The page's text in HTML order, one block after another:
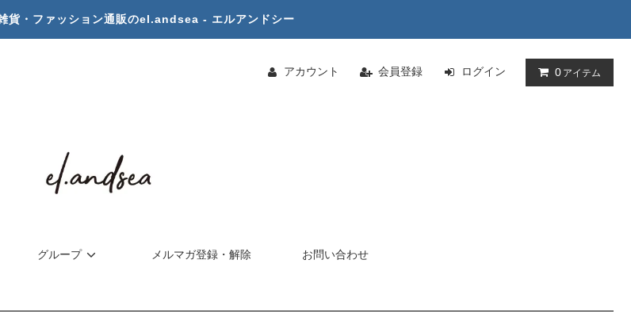
貨・ファッション通販のel.andsea - エルアンドシー
アカウント 会員登録 ログイン 0 アイテム
グループ メルマガ登録・解除 お問い合わせ